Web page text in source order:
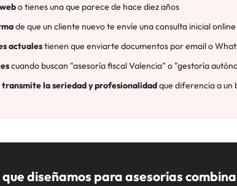
o tienes una que parece de hace diez años
de que un cliente nuevo te envíe una consulta inicial online
actualestienen que enviarte documentos por email o
cuando buscan "asesoría fiscal Valencia" o "gestoría
transmite la seriedad y profesionalidadque diferencia a un
que diseñamos para asesorías